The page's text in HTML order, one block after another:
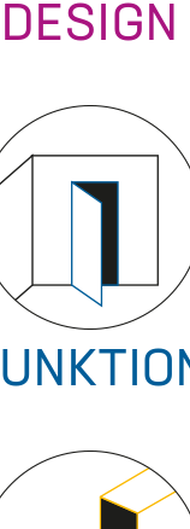
DESIGN